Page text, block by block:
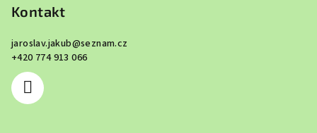
Kontakt
jaroslav.jakub@seznam.cz
+420 774 913 066